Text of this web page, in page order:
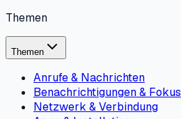
Themen
Themen
Anrufe & Nachrichten
Benachrichtigungen & Fokus
Netzwerk & Verbindung